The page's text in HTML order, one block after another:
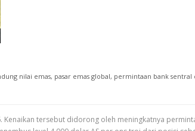
nilai emas, pasar emas global, permintaan bank sentral
tersebut didorong oleh meningkatnya